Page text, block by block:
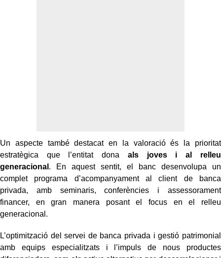
Un aspecte també destacat en la valoració és la prioritat
estratègica que l’entitat dona als joves i al relleu
generacional . En aquest sentit, el banc desenvolupa un
complet programa d’acompanyament al client de banca
privada, amb seminaris, conferències i assessorament
financer, en gran manera posant el focus en el relleu
generacional.
L’optimització del servei de banca privada i gestió patrimonial
amb equips especialitzats i l’impuls de nous productes